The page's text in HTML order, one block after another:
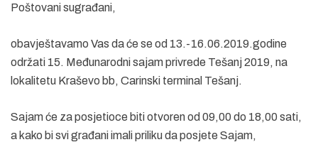
Poštovani sugrađani,
obavještavamo Vas da će se od 13.-16.06.2019.godine
održati 15. Međunarodni sajam privrede Tešanj 2019, na
lokalitetu Kraševo bb, Carinski terminal Tešanj.
Sajam će za posjetioce biti otvoren od 09,00 do 18,00 sati,
a kako bi svi građani imali priliku da posjete Sajam,